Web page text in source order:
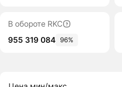
В обороте RKC
955 319 084 96%